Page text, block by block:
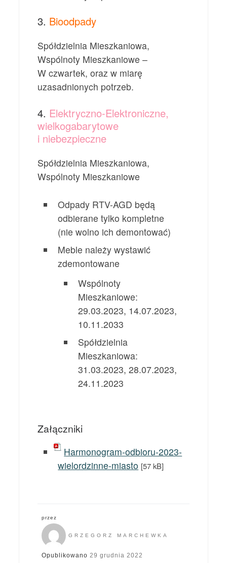
3. Bioodpady
Spółdzielnia Mieszkaniowa,
Wspólnoty Mieszkaniowe –
W czwartek, oraz w miarę
uzasadnionych potrzeb.
4. Elektryczno-Elektroniczne,
wielkogabarytowe
i niebezpieczne
Spółdzielnia Mieszkaniowa,
Wspólnoty Mieszkaniowe
Odpady RTV-AGD będą
odbierane tylko kompletne
(nie wolno ich demontować)
Meble należy wystawić
zdemontowane
Wspólnoty
Mieszkaniowe:
29.03.2023, 14.07.2023,
10.11.2033
Spółdzielnia
Mieszkaniowa:
31.03.2023, 28.07.2023,
24.11.2023
Załączniki
Harmonogram-odbioru-2023-
wielordzinne-miasto [57 kB]
przez
GRZEGORZ MARCHEWKA
Opublikowano29 grudnia 2022